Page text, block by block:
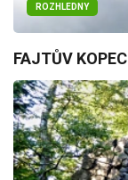
ROZHLEDNY
FAJTŮV KOPEC